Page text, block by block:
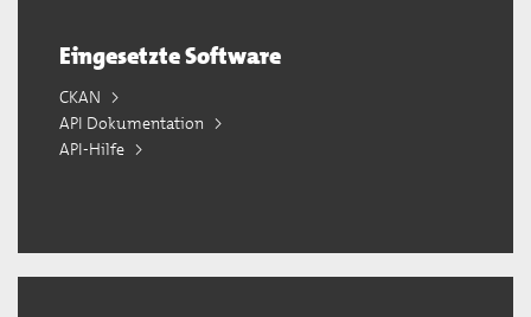
Eingesetzte Software
CKAN
API Dokumentation
API-Hilfe